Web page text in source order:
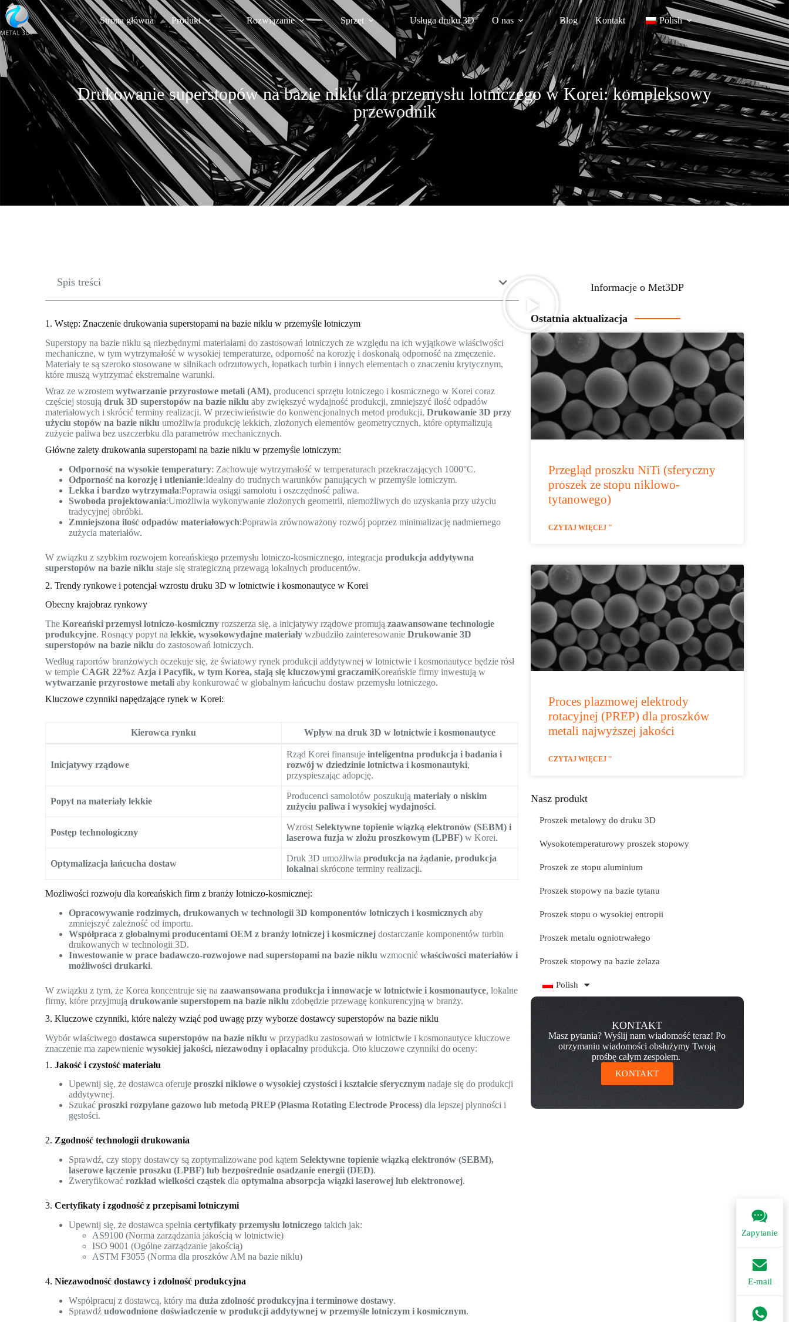
Strona główna Produkt Rozwiązanie Sprzęt Usługa druku 3D O nas Blog Kontakt Polish
Zapytanie
E-mail
Drukowanie superstopów na bazie niklu dla przemysłu lotniczego w Korei: kompleksowy
przewodnik
Spis treści
1. Wstęp: Znaczenie drukowania superstopami na bazie niklu w przemyśle lotniczym
Superstopy na bazie niklu są niezbędnymi materiałami do zastosowań lotniczych ze względu na ich wyjątkowe właściwości
mechaniczne, w tym wytrzymałość w wysokiej temperaturze, odporność na korozję i doskonałą odporność na zmęczenie.
Materiały te są szeroko stosowane w silnikach odrzutowych, łopatkach turbin i innych elementach o znaczeniu krytycznym,
które muszą wytrzymać ekstremalne warunki.
Wraz ze wzrostemwytwarzanie przyrostowe metali (AM), producenci sprzętu lotniczego i kosmicznego w Korei coraz
częściej stosujądruk 3D superstopów na bazie niklu aby zwiększyć wydajność produkcji, zmniejszyć ilość odpadów
materiałowych i skrócić terminy realizacji. W przeciwieństwie do konwencjonalnych metod produkcji,Drukowanie 3D przy
użyciu stopów na bazie niklu umożliwia produkcję lekkich, złożonych elementów geometrycznych, które optymalizują
zużycie paliwa bez uszczerbku dla parametrów mechanicznych.
Główne zalety drukowania superstopami na bazie niklu w przemyśle lotniczym:
Odporność na wysokie temperatury: Zachowuje wytrzymałość w temperaturach przekraczających 1000°C.
Odporność na korozję i utlenianie:Idealny do trudnych warunków panujących w przemyśle lotniczym.
Lekka i bardzo wytrzymała:Poprawia osiągi samolotu i oszczędność paliwa.
Swoboda projektowania:Umożliwia wykonywanie złożonych geometrii, niemożliwych do uzyskania przy użyciu
tradycyjnej obróbki.
Zmniejszona ilość odpadów materiałowych:Poprawia zrównoważony rozwój poprzez minimalizację nadmiernego
zużycia materiałów.
W związku z szybkim rozwojem koreańskiego przemysłu lotniczo-kosmicznego, integracjaprodukcja addytywna
superstopów na bazie niklu staje się strategiczną przewagą lokalnych producentów.
2. Trendy rynkowe i potencjał wzrostu druku 3D w lotnictwie i kosmonautyce w Korei
Obecny krajobraz rynkowy
TheKoreański przemysł lotniczo-kosmiczny rozszerza się, a inicjatywy rządowe promujązaawansowane technologie
produkcyjne. Rosnący popyt nalekkie, wysokowydajne materiały wzbudziło zainteresowanieDrukowanie 3D
superstopów na bazie niklu do zastosowań lotniczych.
Według raportów branżowych oczekuje się, że światowy rynek produkcji addytywnej w lotnictwie i kosmonautyce będzie rósł
w tempieCAGR 22%z Azja i Pacyfik, w tym Korea, stają się kluczowymi graczamiKoreańskie firmy inwestują w
wytwarzanie przyrostowe metali aby konkurować w globalnym łańcuchu dostaw przemysłu lotniczego.
Kluczowe czynniki napędzające rynek w Korei:
Kierowca rynku Wpływ na druk 3D w lotnictwie i kosmonautyce
Inicjatywy rządowe
Rząd Korei finansujeinteligentna produkcja i badania i
rozwój w dziedzinie lotnictwa i kosmonautyki,
przyspieszając adopcję.
Popyt na materiały lekkie
Producenci samolotów poszukująmateriały o niskim
zużyciu paliwa i wysokiej wydajności.
Postęp technologiczny
Wzrost Selektywne topienie wiązką elektronów (SEBM) i
laserowa fuzja w złożu proszkowym (LPBF) w Korei.
Optymalizacja łańcucha dostaw
Druk 3D umożliwiaprodukcja na żądanie, produkcja
lokalnai skrócone terminy realizacji.
Możliwości rozwoju dla koreańskich firm z branży lotniczo-kosmicznej:
Opracowywanie rodzimych, drukowanych w technologii 3D komponentów lotniczych i kosmicznych aby
zmniejszyć zależność od importu.
Współpraca z globalnymi producentami OEM z branży lotniczej i kosmicznej dostarczanie komponentów turbin
drukowanych w technologii 3D.
Inwestowanie w prace badawczo-rozwojowe nad superstopami na bazie niklu wzmocnićwłaściwości materiałów i
możliwości drukarki.
W związku z tym, że Korea koncentruje się nazaawansowana produkcja i innowacje w lotnictwie i kosmonautyce, lokalne
firmy, które przyjmujądrukowanie superstopem na bazie niklu zdobędzie przewagę konkurencyjną w branży.
3. Kluczowe czynniki, które należy wziąć pod uwagę przy wyborze dostawcy superstopów na bazie niklu
Wybór właściwegodostawca superstopów na bazie niklu w przypadku zastosowań w lotnictwie i kosmonautyce kluczowe
znaczenie ma zapewnieniewysokiej jakości, niezawodny i opłacalny produkcja. Oto kluczowe czynniki do oceny:
1.Jakość i czystość materiału
Upewnij się, że dostawca oferujeproszki niklowe o wysokiej czystości i kształcie sferycznym nadaje się do produkcji
addytywnej.
Szukaćproszki rozpylane gazowo lub metodą PREP (Plasma Rotating Electrode Process) dla lepszej płynności i
gęstości.
2. Zgodność technologii drukowania
Sprawdź, czy stopy dostawcy są zoptymalizowane pod kątem Selektywne topienie wiązką elektronów (SEBM),
laserowe łączenie proszku (LPBF) lub bezpośrednie osadzanie energii (DED).
Zweryfikowaćrozkład wielkości cząstek dlaoptymalna absorpcja wiązki laserowej lub elektronowej.
3.Certyfikaty i zgodność z przepisami lotniczymi
Upewnij się, że dostawca spełniacertyfikaty przemysłu lotniczego takich jak:
AS9100 (Norma zarządzania jakością w lotnictwie)
ISO 9001 (Ogólne zarządzanie jakością)
ASTM F3055 (Norma dla proszków AM na bazie niklu)
4.Niezawodność dostawcy i zdolność produkcyjna
Współpracuj z dostawcą, który maduża zdolność produkcyjna i terminowe dostawy.
Sprawdźudowodnione doświadczenie w produkcji addytywnej w przemyśle lotniczym i kosmicznym.
Informacje o Met3DP
Ostatnia aktualizacja
Przegląd proszku NiTi (sferyczny
proszek ze stopu niklowo-
tytanowego)
CZYTAJ WIĘCEJ "
Proces plazmowej elektrody
rotacyjnej (PREP) dla proszków
metali najwyższej jakości
CZYTAJ WIĘCEJ "
Nasz produkt
Proszek metalowy do druku 3D
Wysokotemperaturowy proszek stopowy
Proszek ze stopu aluminium
Proszek stopowy na bazie tytanu
Proszek stopu o wysokiej entropii
Proszek metalu ogniotrwałego
Proszek stopowy na bazie żelaza
Polish
KONTAKT
Masz pytania? Wyślij nam wiadomość teraz! Po
otrzymaniu wiadomości obsłużymy Twoją
prośbę całym zespołem.
KONTAKT